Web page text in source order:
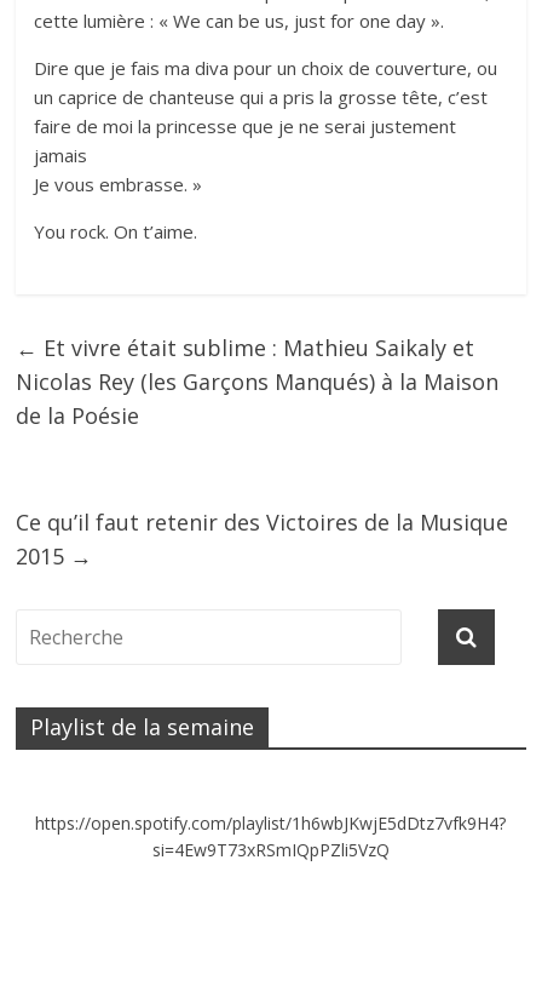
cette lumière : « We can be us, just for one day ».
Dire que je fais ma diva pour un choix de couverture, ou
un caprice de chanteuse qui a pris la grosse tête, c’est
faire de moi la princesse que je ne serai justement
jamais
Je vous embrasse. »
You rock. On t’aime.
← Et vivre était sublime : Mathieu Saikaly et
Nicolas Rey (les Garçons Manqués) à la Maison
de la Poésie
Ce qu’il faut retenir des Victoires de la Musique
2015 →
Playlist de la semaine
https://open.spotify.com/playlist/1h6wbJKwjE5dDtz7vfk9H4?
si=4Ew9T73xRSmIQpPZli5VzQ